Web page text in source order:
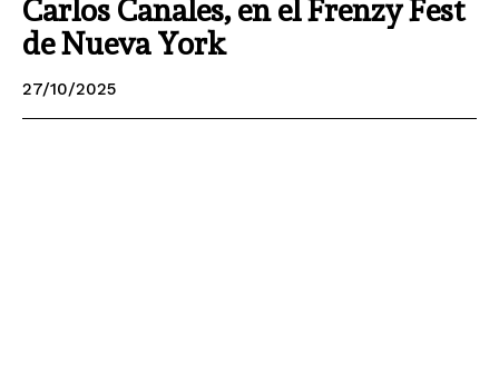
Carlos Canales, en el Frenzy Fest
de Nueva York
27/10/2025